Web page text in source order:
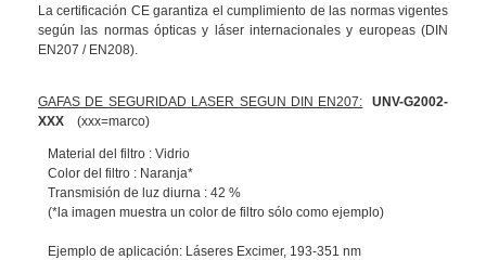
La certificación CE garantiza el cumplimiento de las normas vigentes
según las normas ópticas y láser internacionales y europeas (DIN
EN207 / EN208).
GAFAS DE SEGURIDAD LASER SEGUN DIN EN207:
UNV-G2002-
XXX
(xxx=marco)
Material del filtro : Vidrio
Color del filtro : Naranja*
Transmisión de luz diurna : 42 %
(*la imagen muestra un color de filtro sólo como ejemplo)
Ejemplo de aplicación: Láseres Excimer, 193-351 nm